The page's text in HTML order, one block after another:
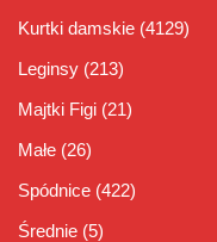
Kurtki damskie (4129)
Leginsy (213)
Majtki Figi (21)
Małe (26)
Spódnice (422)
Średnie (5)